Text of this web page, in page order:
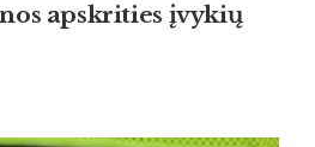
apskrities įvykių